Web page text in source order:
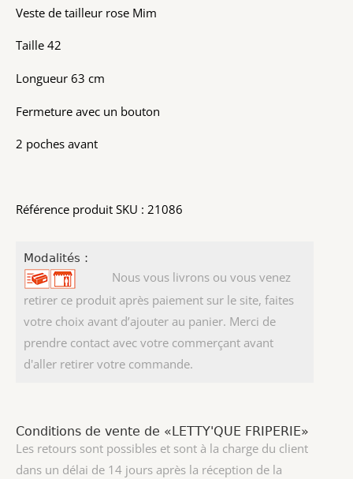
Veste de tailleur rose Mim
Taille 42
Longueur 63 cm
Fermeture avec un bouton
2 poches avant
Référence produit SKU : 21086
Modalités :
Nous vous livrons ou vous venez
retirer ce produit après paiement sur le site, faites
votre choix avant d’ajouter au panier. Merci de
prendre contact avec votre commerçant avant
d'aller retirer votre commande.
Conditions de vente de «LETTY'QUE FRIPERIE»
Les retours sont possibles et sont à la charge du client
dans un délai de 14 jours après la réception de la